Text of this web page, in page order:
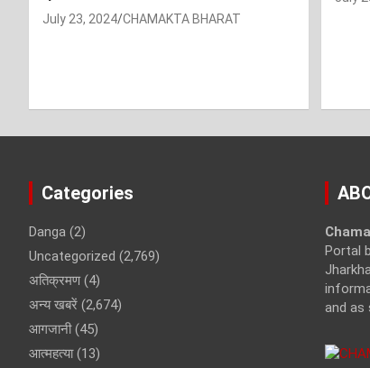
July 23, 2024 CHAMAKTA BHARAT
Categories
Danga (2)
Uncategorized (2,769)
अतिक्रमण(4)
अन्य खबरें (2,674)
आगजानी(45)
आत्महत्या(13)
Portal
and as